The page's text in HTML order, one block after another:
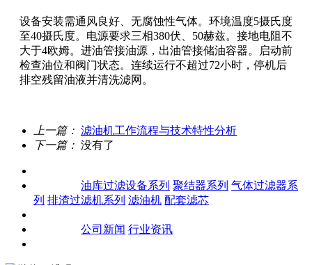
设备安装需通风良好、无腐蚀性气体。环境温度5摄氏度
至40摄氏度。电源要求三相380伏、50赫兹。接地电阻不
大于4欧姆。进油管接油源，出油管接储油容器。启动前
检查油位和阀门状态。连续运行不超过72小时，停机后
排空残留油液并清洗滤网。
上一篇： 滤油机工作流程与技术特性分析
下一篇： 没有了
油库过滤设备系列 聚结器系列 气体过滤器系
列 排渣过滤机系列 滤油机 配套滤芯
公司新闻 行业资讯